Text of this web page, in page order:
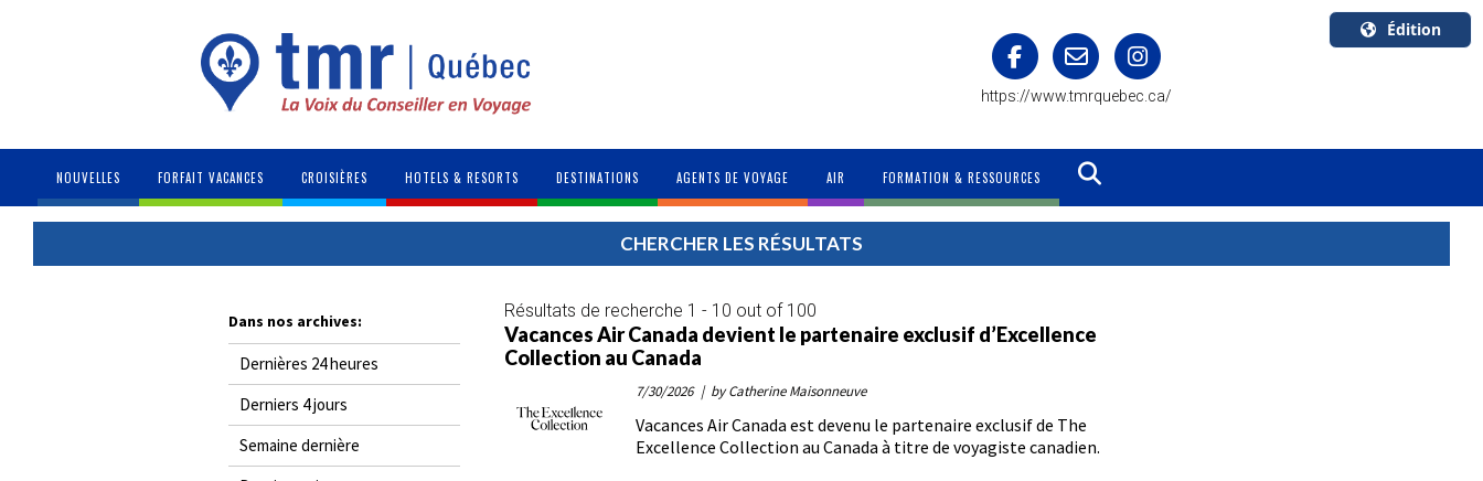
https://www.tmrquebec.ca/
Édition
Canada
Canada
Français
NOUVELLES FORFAIT VACANCES CROISIÈRES HOTELS & RESORTS DESTINATIONS AGENTS DE VOYAGE AIR FORMATION & RESSOURCES
CHERCHER LES RÉSULTATS
Dans nos archives:
Dernières 24 heures
Derniers 4 jours
Semaine dernière
Résultats de recherche 1 - 10 out of 100
Vacances Air Canada devient le partenaire exclusif d’Excellence
Collection au Canada
7/30/2026 | by Catherine Maisonneuve
Vacances Air Canada est devenu le partenaire exclusif de The
Excellence Collection au Canada à titre de voyagiste canadien.